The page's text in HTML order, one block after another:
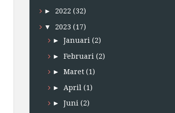
► 2022 (32)
▼
2023 (17)
► Januari (2)
► Februari (2)
► Maret (1)
► April (1)
► Juni (2)